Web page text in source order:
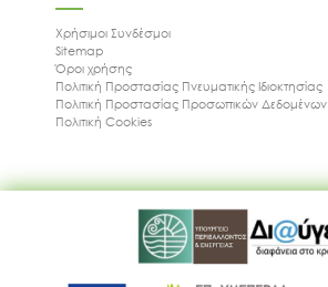
Χρήσιμοι Συνδέσμοι
Sitemap
Όροι χρήσης
Πολιτική Προστασίας Πνευματικής Ιδιοκτησίας
Πολιτική Προστασίας Προσωπικών Δεδομένων
Πολιτική Cookies